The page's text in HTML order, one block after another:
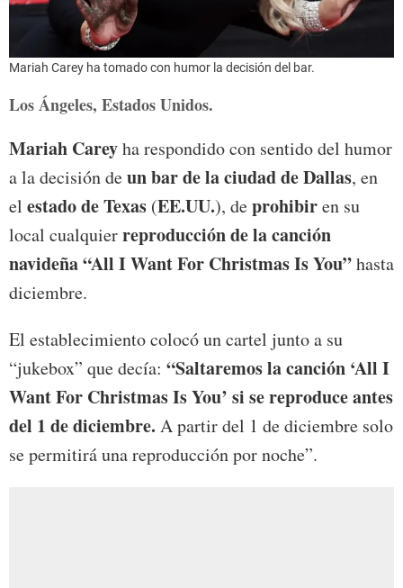
Mariah Carey ha tomado con humor la decisión del bar.
Los Ángeles, Estados Unidos.
Mariah Careyha respondido con sentido del humor
a la decisión deun bar de la ciudad de Dallas, en
el estado de Texas (EE.UU.), deprohibiren su
local cualquierreproducción de la canción
navideña “All I Want For Christmas Is You”hasta
diciembre.
El establecimiento colocó un cartel junto a su
“jukebox” que decía: “Saltaremos la canción ‘All I
Want For Christmas Is You’ si se reproduce antes
del 1 de diciembre. A partir del 1 de diciembre solo
se permitirá una reproducción por noche”.